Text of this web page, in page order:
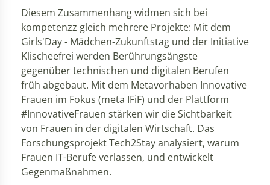
Diesem Zusammenhang widmen sich bei
kompetenzz gleich mehrere Projekte: Mit dem
Girls'Day - Mädchen-Zukunftstag und der Initiative
Klischeefrei werden Berührungsängste
gegenüber technischen und digitalen Berufen
früh abgebaut. Mit dem Metavorhaben Innovative
Frauen im Fokus (meta IFiF) und der Plattform
#InnovativeFrauen stärken wir die Sichtbarkeit
von Frauen in der digitalen Wirtschaft. Das
Forschungsprojekt Tech2Stay analysiert, warum
Frauen IT-Berufe verlassen, und entwickelt
Gegenmaßnahmen.